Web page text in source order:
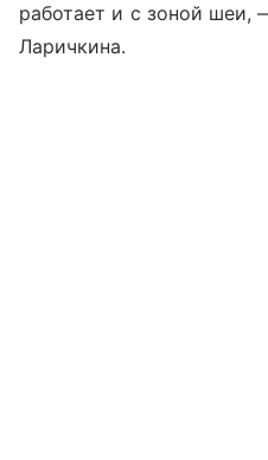
работает и с зоной шеи,
Ларичкина.